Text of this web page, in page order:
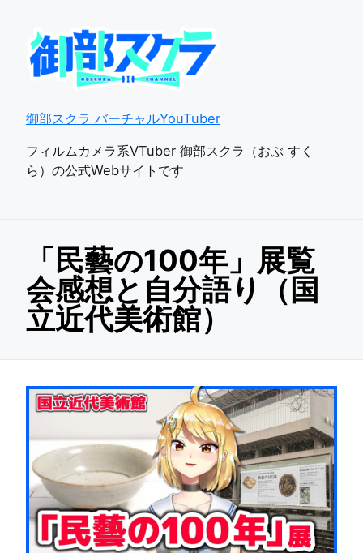
御部スクラ バーチャルYouTuber
フィルムカメラ系VTuber 御部スクラ（おぶ すく
ら）の公式Webサイトです
「民藝の100年」展覧
会感想と自分語り（国
立近代美術館）